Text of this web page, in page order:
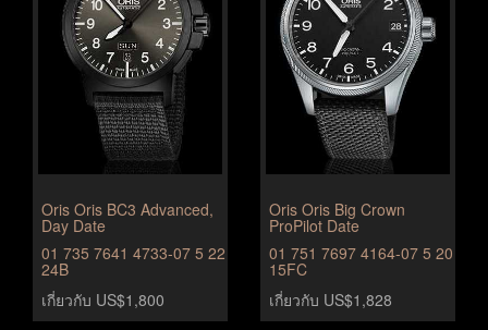
Oris Oris BC3 Advanced,
Day Date
01 735 7641 4733-07 5 22
24B
เกี่ยวกับ US$1,800
Oris Oris Big Crown
ProPilot Date
01 751 7697 4164-07 5 20
15FC
เกี่ยวกับ US$1,828